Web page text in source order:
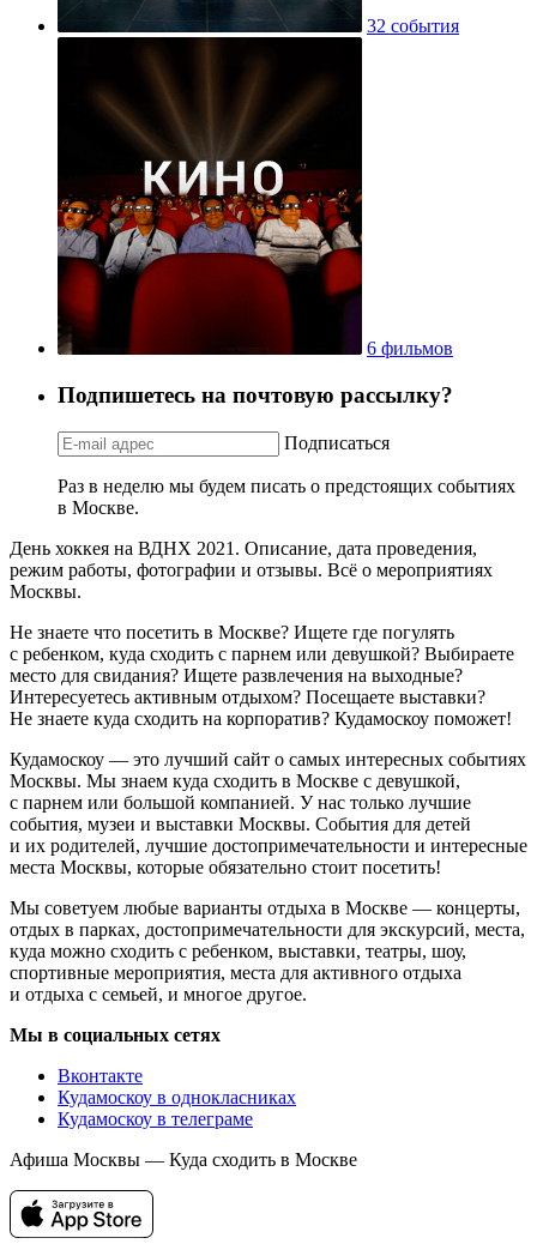
32 события
6 фильмов
Подпишетесь на почтовую рассылку?
Подписаться
Раз в неделю мы будем писать о предстоящих событиях
в Москве.
День хоккея на ВДНХ 2021. Описание, дата проведения,
режим работы, фотографии и отзывы. Всё о мероприятиях
Москвы.
Не знаете что посетить в Москве? Ищете где погулять
с ребенком, куда сходить с парнем или девушкой? Выбираете
место для свидания? Ищете развлечения на выходные?
Интересуетесь активным отдыхом? Посещаете выставки?
Не знаете куда сходить на корпоратив? Кудамоскоу поможет!
Кудамоскоу — это лучший сайт о самых интересных событиях
Москвы. Мы знаем куда сходить в Москве с девушкой,
с парнем или большой компанией. У нас только лучшие
события, музеи и выставки Москвы. События для детей
и их родителей, лучшие достопримечательности и интересные
места Москвы, которые обязательно стоит посетить!
Мы советуем любые варианты отдыха в Москве — концерты,
отдых в парках, достопримечательности для экскурсий, места,
куда можно сходить с ребенком, выставки, театры, шоу,
спортивные мероприятия, места для активного отдыха
и отдыха с семьей, и многое другое.
Мы в социальных сетях
Вконтакте
Кудамоскоу в однокласниках
Кудамоскоу в телеграме
Афиша Москвы — Куда сходить в Москве